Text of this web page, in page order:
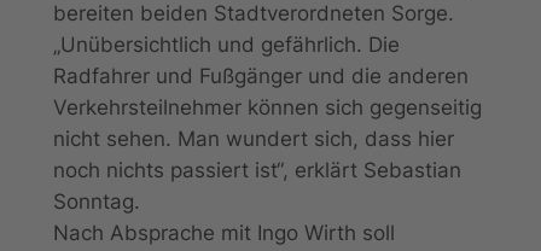
bereiten beiden Stadtverordneten Sorge.
„Unübersichtlich und gefährlich. Die
Radfahrer und Fußgänger und die anderen
Verkehrsteilnehmer können sich gegenseitig
nicht sehen. Man wundert sich, dass hier
noch nichts passiert ist“, erklärt Sebastian
Sonntag.
Nach Absprache mit Ingo Wirth soll